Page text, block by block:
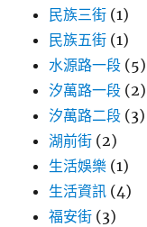
民族三街 (1)
民族五街 (1)
水源路一段 (5)
汐萬路一段 (2)
汐萬路二段 (3)
湖前街 (2)
生活娛樂 (1)
生活資訊 (4)
福安街 (3)